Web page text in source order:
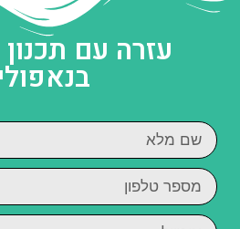
עזרה עם